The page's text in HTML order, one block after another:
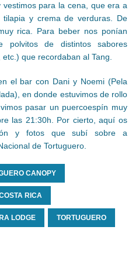
para la cena, que era a
tilapia y crema de verduras. De
rica. Para beber nos ponían
polvitos de distintos sabores
que recordaban al Tang.
el bar con Dani y Noemi (Pela
en donde estuvimos de rollo
pasar un puercoespín muy
las 21:30h. Por cierto, aquí os
y fotos que subí sobre a
de Tortuguero.
CANOPY
RICA
LODGE TORTUGUERO